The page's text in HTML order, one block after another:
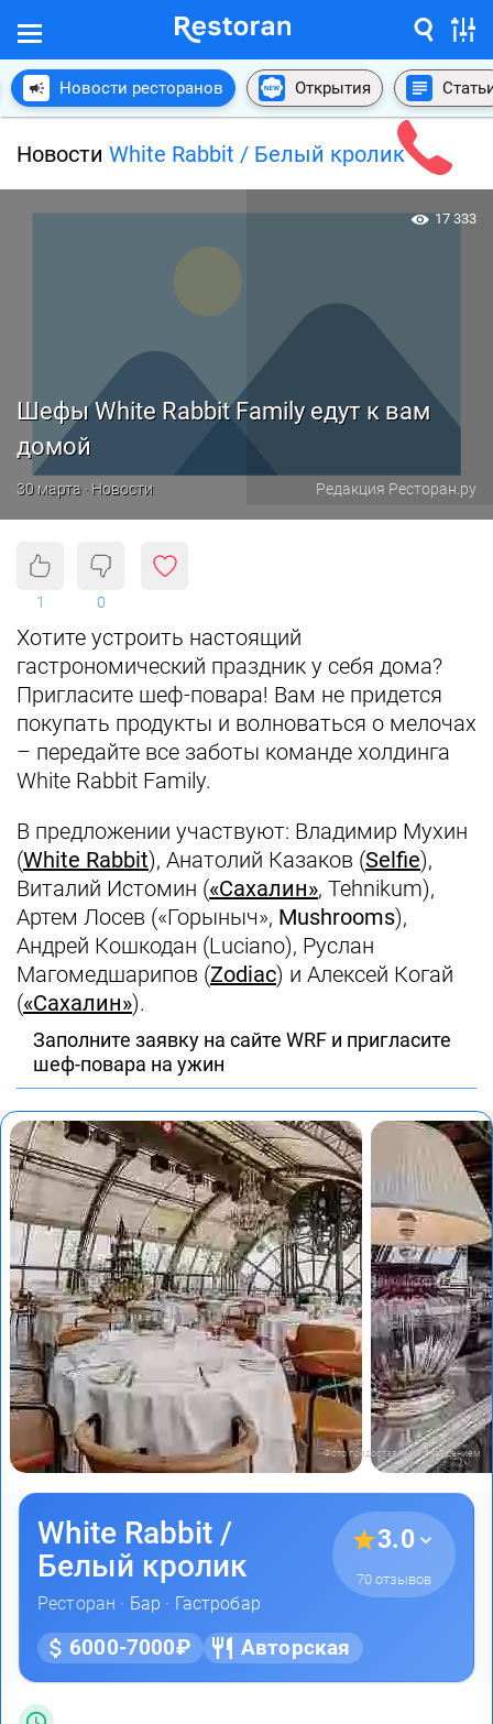
Новости ресторанов Открытия
Новости White Rabbit / Белый кролик
Шефы White Rabbit Family едут к вам
домой
30 марта · Новости Редакция Ресторан.ру
17 333
1 0
Хотите устроить настоящий
гастрономический праздник у себя дома?
Пригласите шеф-повара! Вам не придется
покупать продукты и волноваться о мелочах
– передайте все заботы команде холдинга
White Rabbit Family.
В предложении участвуют: Владимир Мухин
(White Rabbit), Анатолий Казаков (Selfie),
Виталий Истомин («Сахалин», Tehnikum),
Артем Лосев («Горыныч», Mushrooms),
Андрей Кошкодан (Luciano), Руслан
Магомедшарипов (Zodiac) и Алексей Когай
(«Сахалин»).
Заполните заявку на сайте WRF и пригласите
шеф-повара на ужин
Фото предоставлены заведением
White Rabbit /
Белый кролик
Ресторан · Бар · Гастробар
3.0
70 отзывов
6000-7000₽ Авторская